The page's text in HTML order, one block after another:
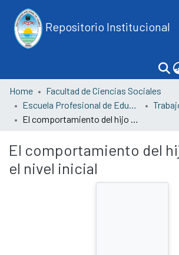
Repositorio Institucional
Home
Facultad de Ciencias Sociales
Escuela Profesional de Educación
El comportamiento del hijo único en el nivel inicial
El comportamiento del
el nivel inicial